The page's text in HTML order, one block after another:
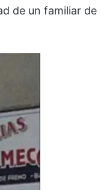
de un familiar de